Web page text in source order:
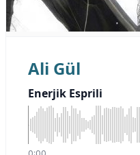
Ali Gül
Enerjik Esprili